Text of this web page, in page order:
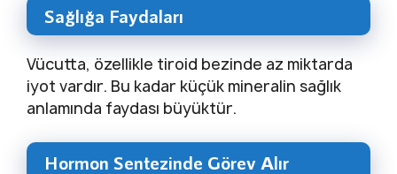
Sağlığa Faydaları
Vücutta, özellikle tiroid bezinde az miktarda
iyot vardır. Bu kadar küçük mineralin sağlık
anlamında faydası büyüktür.
Hormon Sentezinde Görev Alır